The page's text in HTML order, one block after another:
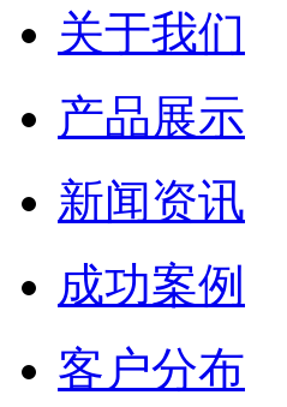
关于我们
产品展示
新闻资讯
成功案例
客户分布